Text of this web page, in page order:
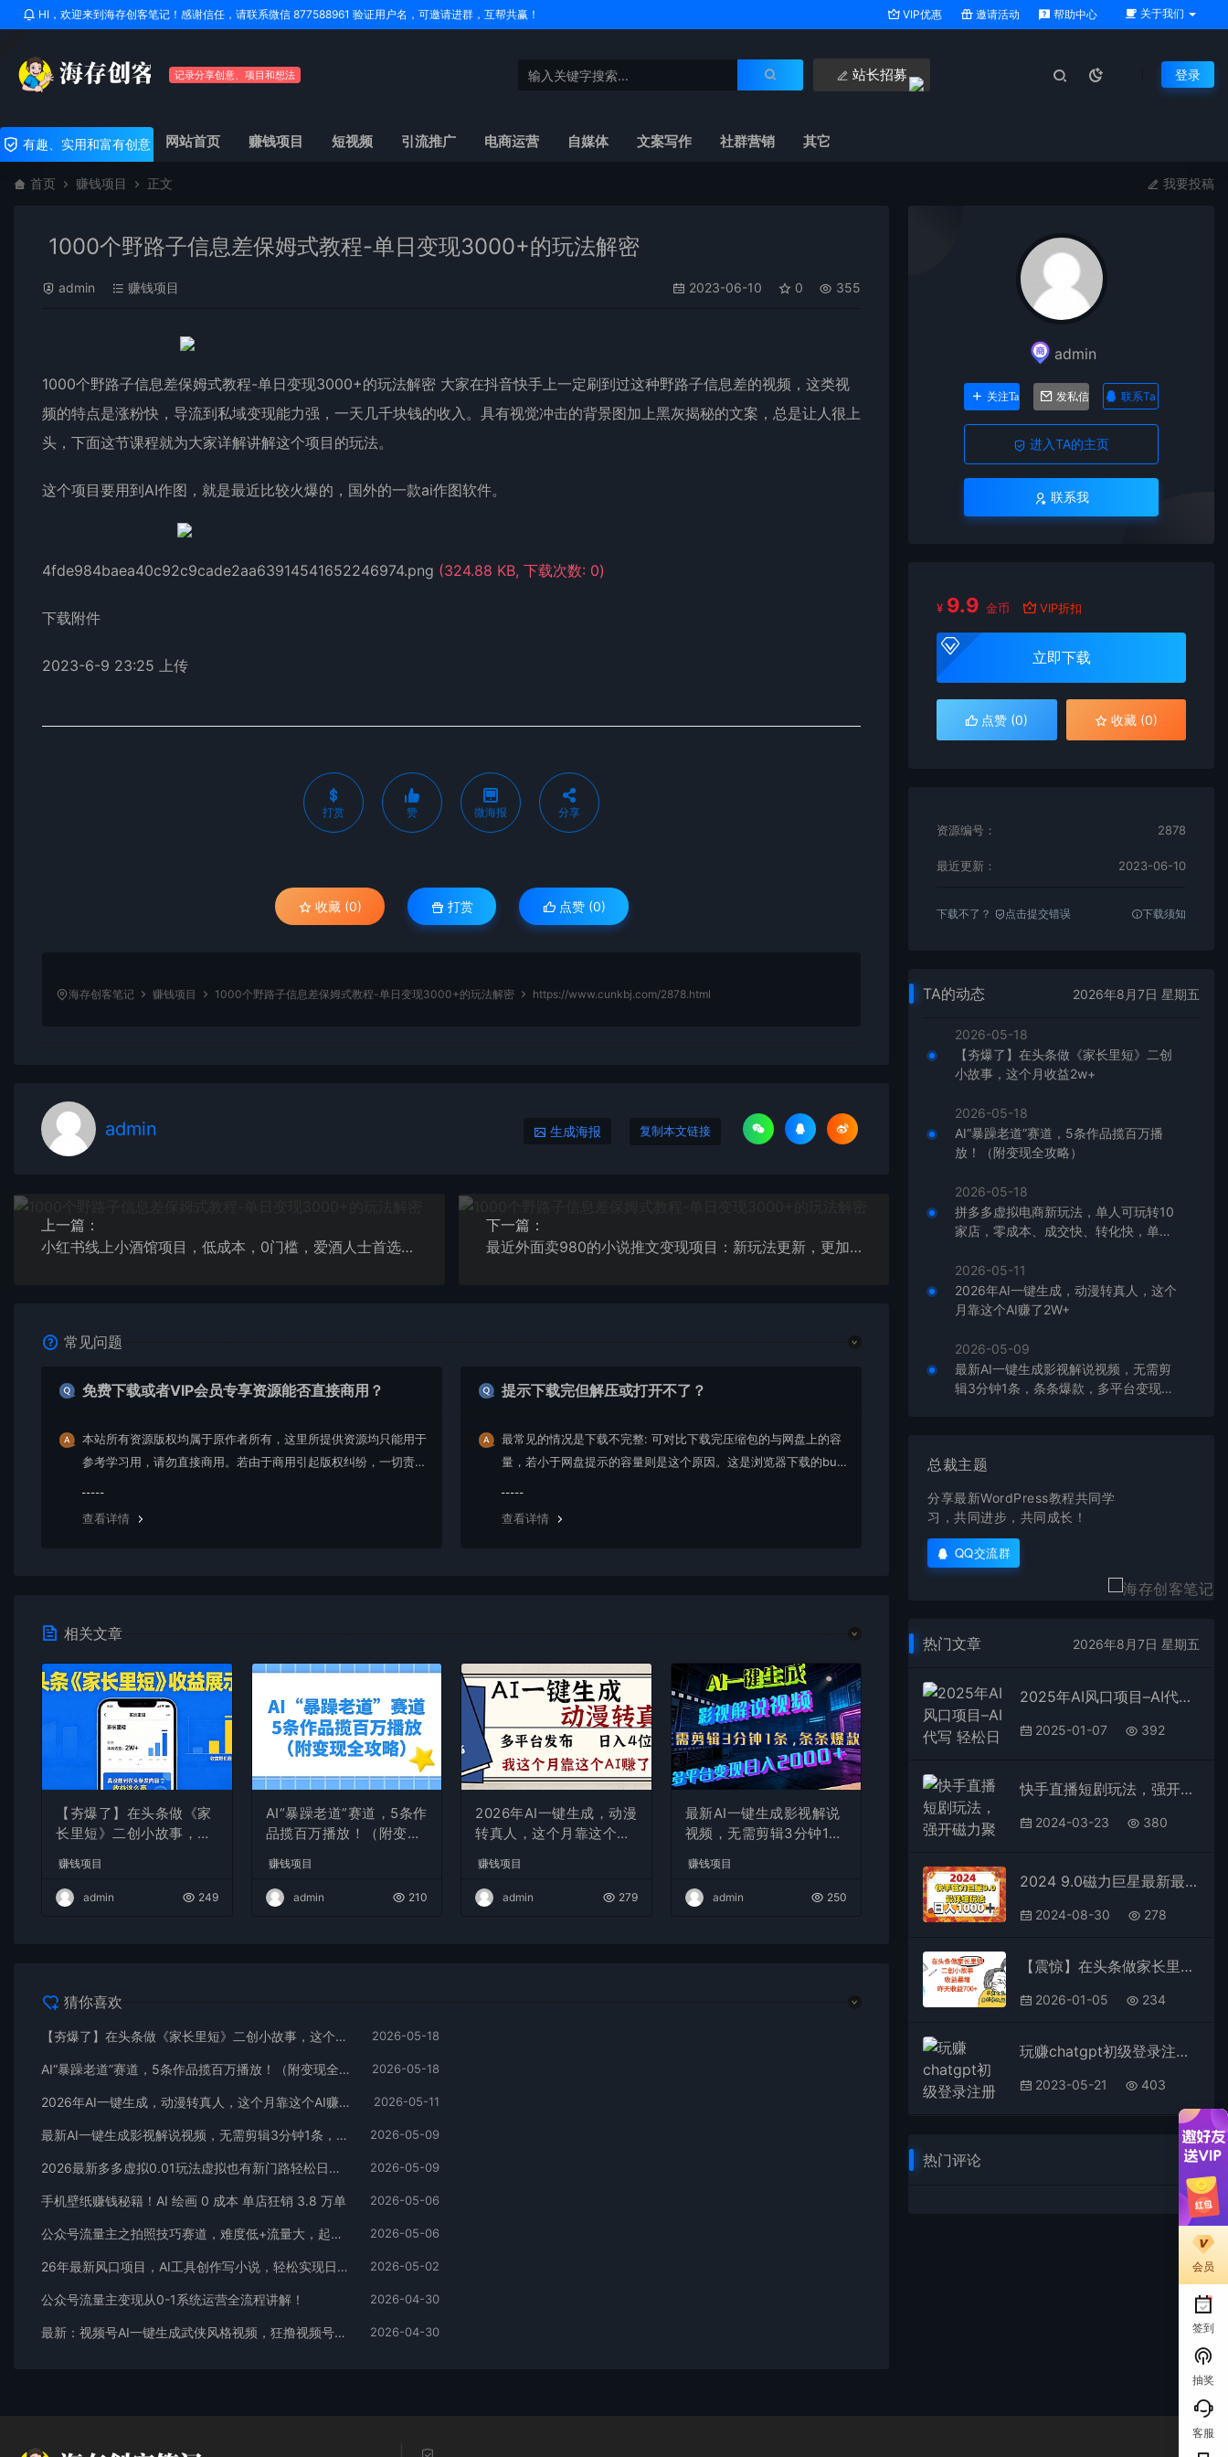
HI，欢迎来到海存创客笔记！感谢信任，请联系微信 877588961 验证用户名，可邀请进群，互帮共赢！ VIP优惠 邀请活动 帮助中心 关于我们
记录分享创意、项目和想法 站长招募 登录
有趣、实用和富有创意 网站首页 赚钱项目 短视频 引流推广 电商运营 自媒体 文案写作 社群营销 其它
首页 赚钱项目 正文 我要投稿
1000个野路子信息差保姆式教程-单日变现3000+的玩法解密
admin 赚钱项目 2023-06-10 0 355
1000个野路子信息差保姆式教程-单日变现3000+的玩法解密 大家在抖音快手上一定刷到过这种野路子信息差的视频，这类视
频的特点是涨粉快，导流到私域变现能力强，一天几千块钱的收入。具有视觉冲击的背景图加上黑灰揭秘的文案，总是让人很上
头，下面这节课程就为大家详解讲解这个项目的玩法。
这个项目要用到AI作图，就是最近比较火爆的，国外的一款ai作图软件。
4fde984baea40c92c9cade2aa63914541652246974.png (324.88 KB, 下载次数: 0)
下载附件
2023-6-9 23:25 上传
打赏 赞 微海报 分享
收藏 (0) 打赏 点赞 (0)
海存创客笔记 赚钱项目 1000个野路子信息差保姆式教程-单日变现3000+的玩法解密 https://www.cunkbj.com/2878.html
admin 生成海报 复制本文链接
上一篇：
小红书线上小酒馆项目，低成本，0门槛，爱酒人士首选项目，月入3万＋
下一篇：
最近外面卖980的小说推文变现项目：新玩法更新，更加完善，内含2500G素材
常见问题
免费下载或者VIP会员专享资源能否直接商用？
本站所有资源版权均属于原作者所有，这里所提供资源均只能用于
参考学习用，请勿直接商用。若由于商用引起版权纠纷，一切责任
查看详情
提示下载完但解压或打开不了？
最常见的情况是下载不完整: 可对比下载完压缩包的与网盘上的容
量，若小于网盘提示的容量则是这个原因。这是浏览器下载的bu
查看详情
相关文章
【夯爆了】在头条做《家
长里短》二创小故事，这
赚钱项目
admin 249
AI“暴躁老道”赛道，5条作
品揽百万播放！（附变现
赚钱项目
admin 210
2026年AI一键生成，动漫
转真人，这个月靠这个AI
赚钱项目
admin 279
最新AI一键生成影视解说
视频，无需剪辑3分钟1
现日入2000+
赚钱项目
admin 250
猜你喜欢
【夯爆了】在头条做《家长里短》二创小故事，这个月收益2w+ 2026-05-18
AI“暴躁老道”赛道，5条作品揽百万播放！（附变现全攻略） 2026-05-18
2026年AI一键生成，动漫转真人，这个月靠这个AI赚了2W+ 2026-05-11
最新AI一键生成影视解说视频，无需剪辑3分钟1条，条条爆款，多平台变现日入2000+ 2026-05-09
2026最新多多虚拟0.01玩法虚拟也有新门路轻松日入2500! 2026-05-09
手机壁纸赚钱秘籍！AI 绘画 0 成本 单店狂销 3.8 万单 2026-05-06
公众号流量主之拍照技巧赛道，难度低+流量大，起号第一篇就爆了10w阅读！ 2026-05-06
26年最新风口项目，AI工具创作写小说，轻松实现日入1000+ 2026-05-02
公众号流量主变现从0-1系统运营全流程讲解！ 2026-04-30
最新：视频号AI一键生成武侠风格视频，狂撸视频号分成收益，学完轻松日入1000+ 2026-04-30
admin
关注Ta 发私信 联系Ta
进入TA的主页
联系我
¥ 9.9 金币 VIP折扣
立即下载
点赞 (0) 收藏 (0)
资源编号： 2878
最近更新： 2023-06-10
下载不了？ 点击提交错误 下载须知
TA的动态 2026年8月7日 星期五
2026-05-18
【夯爆了】在头条做《家长里短》二创
小故事，这个月收益2w+
2026-05-18
AI“暴躁老道”赛道，5条作品揽百万播
放！（附变现全攻略）
2026-05-18
拼多多虚拟电商新玩法，单人可玩转10
家店，零成本、成交快、转化快，单店
2026-05-11
2026年AI一键生成，动漫转真人，这个
月靠这个AI赚了2W+
2026-05-09
最新AI一键生成影视解说视频，无需剪
辑3分钟1条，条条爆款，多平台变现日
总裁主题
分享最新WordPress教程共同学
习，共同进步，共同成长！
QQ交流群
热门文章 2026年8月7日 星期五
2025年AI风口项目–AI代写 轻松日入200-500+，月入四位数以上
2025-01-07 392
快手直播短剧玩法，强开磁力聚星，结合多种变现方式日入600+
2024-03-23 380
2024 9.0磁力巨星最新最详细玩法
2024-08-30 278
【震惊】在头条做家长里短二创小故事，收益暴增，昨天收益700+
2026-01-05 234
玩赚chatgpt初级登录注册课程，代注册服务一小时入账几万到几十万元不等
2023-05-21 403
热门评论
会员
签到
抽奖
客服